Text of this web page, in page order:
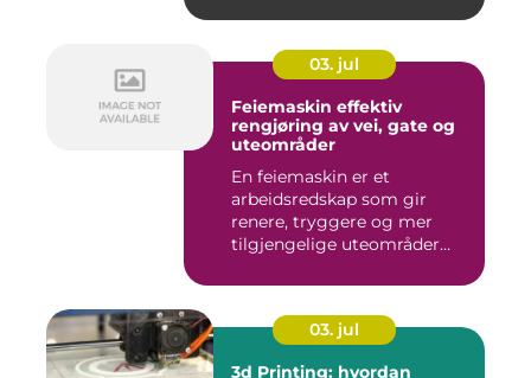
03. jul
Feiemaskin effektiv
rengjøring av vei, gate og
uteområder
En feiemaskin er et
arbeidsredskap som gir
renere, tryggere og mer
tilgjengelige uteområder
03. jul
3d Printing: hvordan